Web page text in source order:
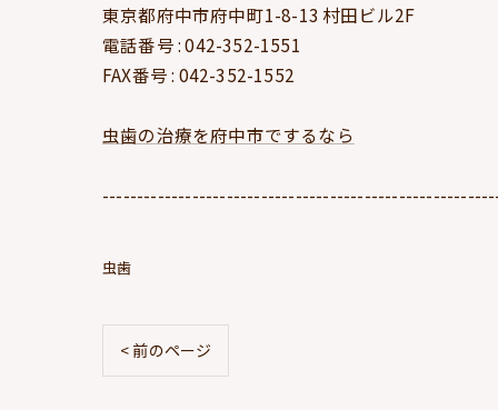
東京都府中市府中町1-8-13 村田ビル2F
電話番号 : 042-352-1551
FAX番号 : 042-352-1552
虫歯の治療を府中市でするなら
虫歯
< 前のページ